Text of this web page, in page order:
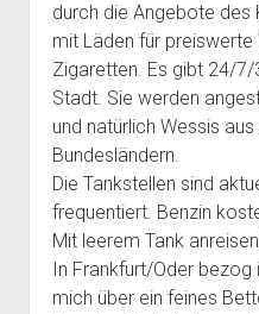
durch die Angebote des
mit Läden für preiswerte
Zigaretten. Es gibt 24/
Stadt. Sie werden
und natürlich Wessis
Bundesländern.
Die Tankstellen sind
frequentiert. Benzin
Mit leerem Tank
In Frankfurt/Oder bezog
mich über ein feines